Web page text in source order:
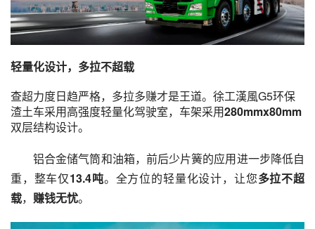
轻量化设计，多拉不超载
查超力度日趋严格，多拉多赚才是王道。徐工漢風G5环保
渣土车采用高强度轻量化驾驶室，车架采用280mmx80mm
双层结构设计。
铝合金储气筒和油箱，前后少片簧的应用进一步降低自
重，整车仅13.4吨。全方位的轻量化设计，让您多拉不超
载， 赚钱无忧。